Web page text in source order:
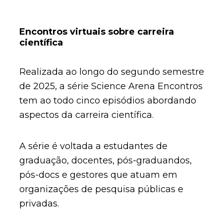
Encontros virtuais sobre carreira
científica
Realizada ao longo do segundo semestre
de 2025, a série Science Arena Encontros
tem ao todo cinco episódios abordando
aspectos da carreira científica.
A série é voltada a estudantes de
graduação, docentes, pós-graduandos,
pós-docs e gestores que atuam em
organizações de pesquisa públicas e
privadas.